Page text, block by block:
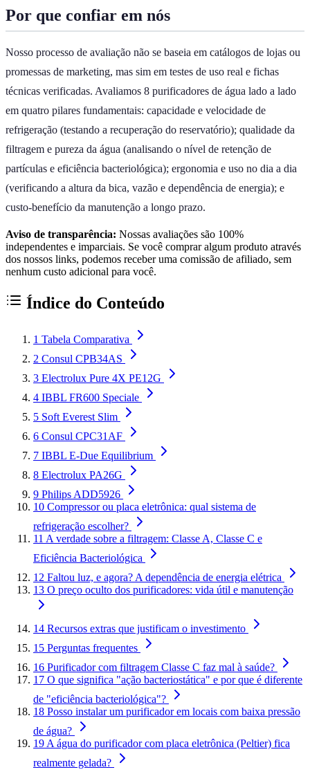
Por que confiar em nós
Nosso processo de avaliação não se baseia em catálogos de lojas ou
promessas de marketing, mas sim em testes de uso real e fichas
técnicas verificadas. Avaliamos 8 purificadores de água lado a lado
em quatro pilares fundamentais: capacidade e velocidade de
refrigeração (testando a recuperação do reservatório); qualidade da
filtragem e pureza da água (analisando o nível de retenção de
partículas e eficiência bacteriológica); ergonomia e uso no dia a dia
(verificando a altura da bica, vazão e dependência de energia); e
custo-benefício da manutenção a longo prazo.
Aviso de transparência: Nossas avaliações são 100%
independentes e imparciais. Se você comprar algum produto através
dos nossos links, podemos receber uma comissão de afiliado, sem
nenhum custo adicional para você.
Índice do Conteúdo
1 Tabela Comparativa
2 Consul CPB34AS
3 Electrolux Pure 4X PE12G
4 IBBL FR600 Speciale
5 Soft Everest Slim
6 Consul CPC31AF
7 IBBL E-Due Equilibrium
8 Electrolux PA26G
9 Philips ADD5926
10 Compressor ou placa eletrônica: qual sistema de
refrigeração escolher?
11 A verdade sobre a filtragem: Classe A, Classe C e
Eficiência Bacteriológica
12 Faltou luz, e agora? A dependência de energia elétrica
13 O preço oculto dos purificadores: vida útil e manutenção
14 Recursos extras que justificam o investimento
15 Perguntas frequentes
16 Purificador com filtragem Classe C faz mal à saúde?
17 O que significa "ação bacteriostática" e por que é diferente
de "eficiência bacteriológica"?
18 Posso instalar um purificador em locais com baixa pressão
de água?
19 A água do purificador com placa eletrônica (Peltier) fica
realmente gelada?